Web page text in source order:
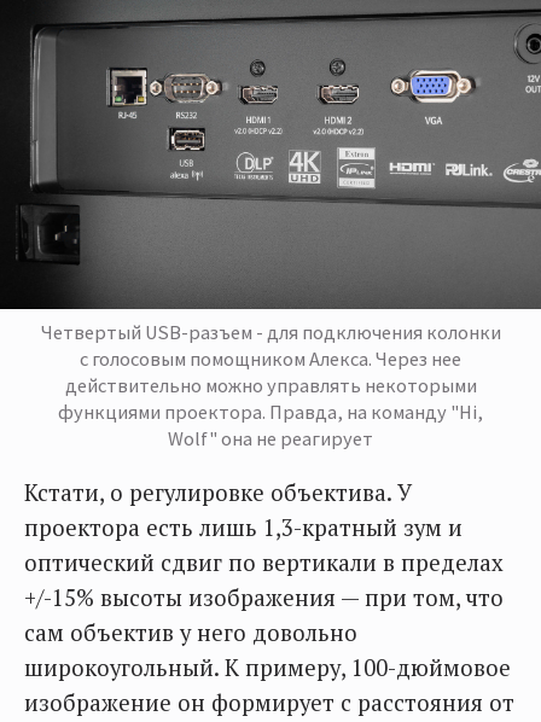
Четвертый USB-разъем - для подключения колонки
с голосовым помощником Алекса. Через нее
действительно можно управлять некоторыми
функциями проектора. Правда, на команду "Hi,
Wolf" она не реагирует
Кстати, о регулировке объектива. У
проектора есть лишь 1,3-кратный зум и
оптический сдвиг по вертикали в пределах
+/-15% высоты изображения — при том, что
сам объектив у него довольно
широкоугольный. К примеру, 100-дюймовое
изображение он формирует с расстояния от